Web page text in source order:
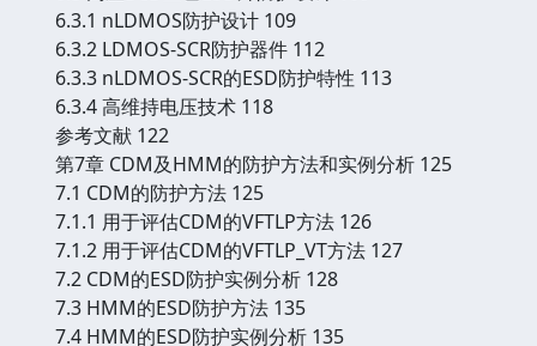
6.3.1 nLDMOS防护设计 109
6.3.2 LDMOS-SCR防护器件 112
6.3.3 nLDMOS-SCR的ESD防护特性 113
6.3.4 高维持电压技术 118
参考文献 122
第7章 CDM及HMM的防护方法和实例分析 125
7.1 CDM的防护方法 125
7.1.1 用于评估CDM的VFTLP方法 126
7.1.2 用于评估CDM的VFTLP_VT方法 127
7.2 CDM的ESD防护实例分析 128
7.3 HMM的ESD防护方法 135
7.4 HMM的ESD防护实例分析 135